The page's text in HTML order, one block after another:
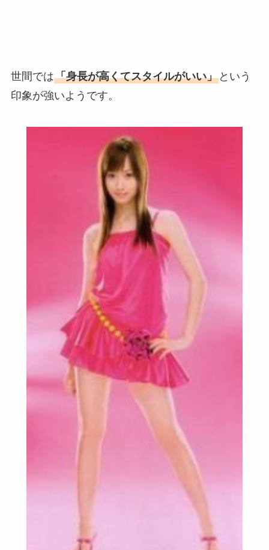
世間では「身長が高くてスタイルがいい」という
印象が強いようです。